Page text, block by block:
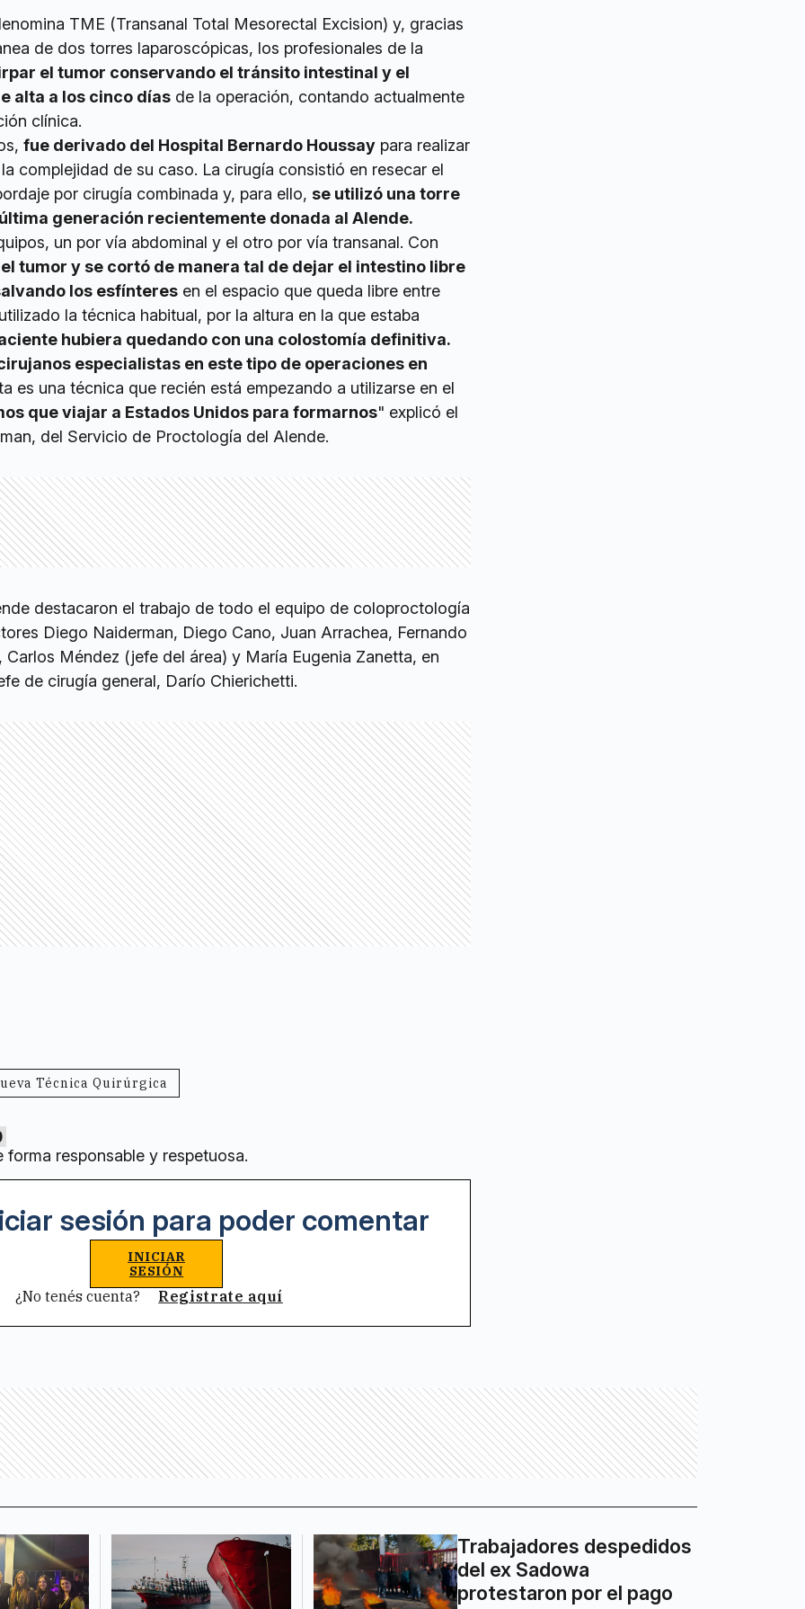
TME (Transanal Total Mesorectal Excision) y, gracias
de dos torres laparoscópicas, los profesionales de la
el tumor conservando el tránsito intestinal y el
alta a los cinco días de la operación, contando actualmente
clínica.
fue derivado del Hospital Bernardo Houssay para realizar
complejidad de su caso. La cirugía consistió en resecar el
por cirugía combinada y, para ello, se utilizó una torre
generación recientemente donada al Alende.
un por vía abdominal y el otro por vía transanal. Con
tumor y se cortó de manera tal de dejar el intestino libre
los esfínteres en el espacio que queda libre entre
la técnica habitual, por la altura en la que estaba
hubiera quedando con una colostomía definitiva.
especialistas en este tipo de operaciones en
es una técnica que recién está empezando a utilizarse en el
que viajar a Estados Unidos para formarnos" explicó el
del Servicio de Proctología del Alende.
destacaron el trabajo de todo el equipo de coloproctología
Diego Naiderman, Diego Cano, Juan Arrachea, Fernando
Méndez (jefe del área) y María Eugenia Zanetta, en
de cirugía general, Darío Chierichetti.
Técnica Quirúrgica
responsable y respetuosa.
sesión para poder comentar
INICIAR
SESIÓN
¿No tenés cuenta? Registrate aquí
Trabajadores despedidos
del ex Sadowa
protestaron por el pago